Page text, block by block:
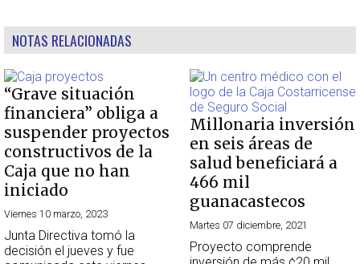
NOTAS RELACIONADAS
“Grave situación
financiera” obliga a
suspender proyectos
constructivos de la
Caja que no han
iniciado
Viernes 10 marzo, 2023
Junta Directiva tomó la
decisión el jueves y fue
Millonaria inversión
en seis áreas de
salud beneficiará a
466 mil
guanacastecos
Martes 07 diciembre, 2021
Proyecto comprende